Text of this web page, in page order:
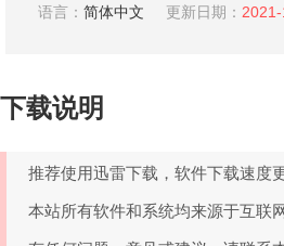
语言： 简体中文 更新日期：
下载说明
推荐使用迅雷下载，软件下载速度
本站所有软件和系统均来源于互联